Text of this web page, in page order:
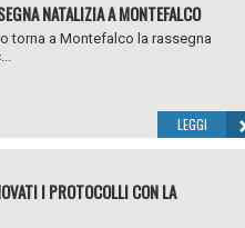
NATALIZIA A MONTEFALCO
torna a Montefalco la rassegna
LEGGI
I PROTOCOLLI CON LA